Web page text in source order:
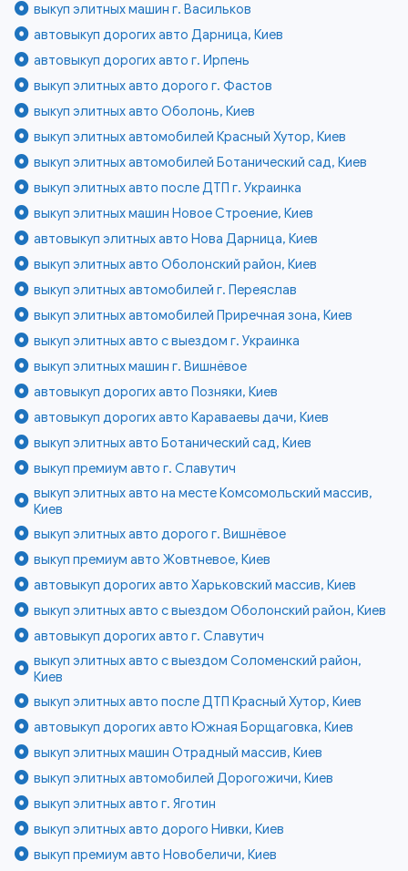
выкуп элитных машин г. Васильков
автовыкуп дорогих авто Дарница, Киев
автовыкуп дорогих авто г. Ирпень
выкуп элитных авто дорого г. Фастов
выкуп элитных авто Оболонь, Киев
выкуп элитных автомобилей Красный Хутор, Киев
выкуп элитных автомобилей Ботанический сад, Киев
выкуп элитных авто после ДТП г. Украинка
выкуп элитных машин Новое Строение, Киев
автовыкуп элитных авто Нова Дарница, Киев
выкуп элитных авто Оболонский район, Киев
выкуп элитных автомобилей г. Переяслав
выкуп элитных автомобилей Приречная зона, Киев
выкуп элитных авто с выездом г. Украинка
выкуп элитных машин г. Вишнёвое
автовыкуп дорогих авто Позняки, Киев
автовыкуп дорогих авто Караваевы дачи, Киев
выкуп элитных авто Ботанический сад, Киев
выкуп премиум авто г. Славутич
выкуп элитных авто на месте Комсомольский массив,
Киев
выкуп элитных авто дорого г. Вишнёвое
выкуп премиум авто Жовтневое, Киев
автовыкуп дорогих авто Харьковский массив, Киев
выкуп элитных авто с выездом Оболонский район, Киев
автовыкуп дорогих авто г. Славутич
выкуп элитных авто с выездом Соломенский район,
Киев
выкуп элитных авто после ДТП Красный Хутор, Киев
автовыкуп дорогих авто Южная Борщаговка, Киев
выкуп элитных машин Отрадный массив, Киев
выкуп элитных автомобилей Дорогожичи, Киев
выкуп элитных авто г. Яготин
выкуп элитных авто дорого Нивки, Киев
выкуп премиум авто Новобеличи, Киев